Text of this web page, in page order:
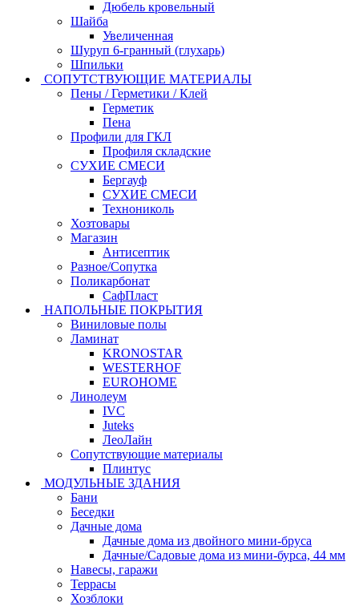
Дюбель кровельный
Шайба
Увеличенная
Шуруп 6-гранный (глухарь)
Шпильки
СОПУТСТВУЮЩИЕ МАТЕРИАЛЫ
Пены / Герметики / Клей
Герметик
Пена
Профили для ГКЛ
Профиля складские
СУХИЕ СМЕСИ
Бергауф
СУХИЕ СМЕСИ
Технониколь
Хозтовары
Магазин
Антисептик
Разное/Сопутка
Поликарбонат
СафПласт
НАПОЛЬНЫЕ ПОКРЫТИЯ
Виниловые полы
Ламинат
KRONOSTAR
WESTERHOF
EUROHOME
Линолеум
IVC
Juteks
ЛеоЛайн
Сопутствующие материалы
Плинтус
МОДУЛЬНЫЕ ЗДАНИЯ
Бани
Беседки
Дачные дома
Дачные дома из двойного мини-бруса
Дачные/Садовые дома из мини-бурса, 44 мм
Навесы, гаражи
Террасы
Хозблоки